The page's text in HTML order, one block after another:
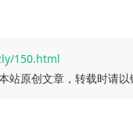
150.html
站原创文章，转载时请以